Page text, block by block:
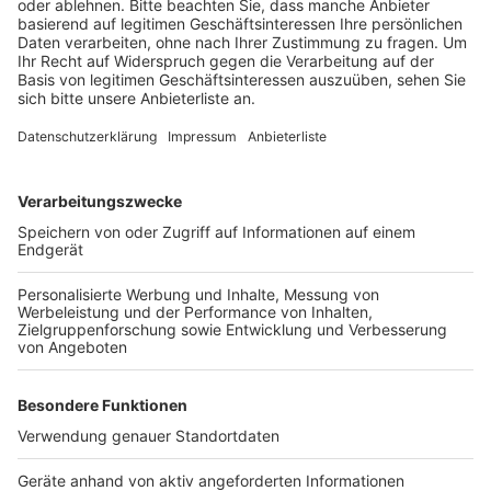
Anzeige
An vielen Ständen können an diesem Wochenende
verschiedene Weine probiert werden. Der
Kultur- und Medienzentrum.
Anzeige